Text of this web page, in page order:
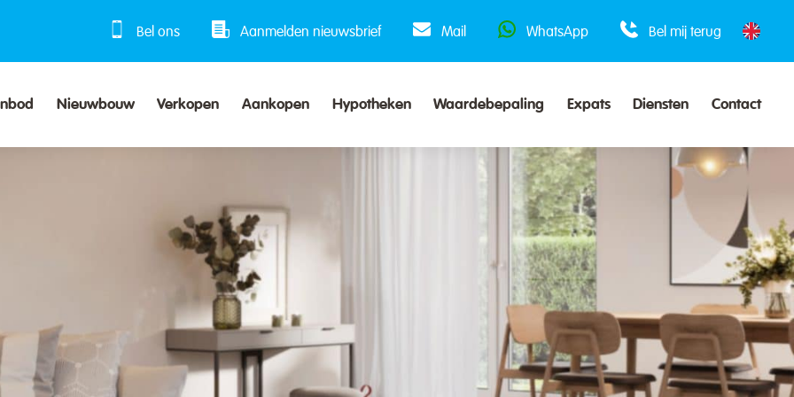
Bel ons Aanmelden nieuwsbrief Mail WhatsApp Bel mij terug
Nieuwbouw Verkopen Aankopen Hypotheken Waardebepaling Expats Diensten Contact